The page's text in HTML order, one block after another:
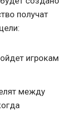
получат
игрокам
между